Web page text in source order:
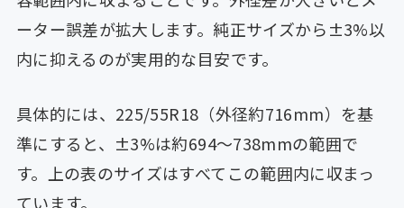
ーター誤差が拡大します。純正サイズから±3%以
内に抑えるのが実用的な目安です。
具体的には、225/55R18（外径約716mm）を基
準にすると、±3%は約694〜738mmの範囲で
す。上の表のサイズはすべてこの範囲内に収まっ
ています。